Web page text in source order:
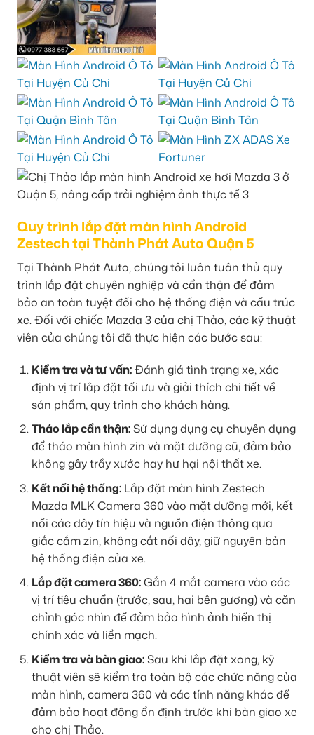
Quy trình lắp đặt màn hình Android
Zestech tại Thành Phát Auto Quận 5
Tại Thành Phát Auto, chúng tôi luôn tuân thủ quy
trình lắp đặt chuyên nghiệp và cẩn thận để đảm
bảo an toàn tuyệt đối cho hệ thống điện và cấu trúc
xe. Đối với chiếc Mazda 3 của chị Thảo, các kỹ thuật
viên của chúng tôi đã thực hiện các bước sau:
Kiểm tra và tư vấn:Đánh giá tình trạng xe, xác
định vị trí lắp đặt tối ưu và giải thích chi tiết về
sản phẩm, quy trình cho khách hàng.
Tháo lắp cẩn thận:Sử dụng dụng cụ chuyên dụng
để tháo màn hình zin và mặt dưỡng cũ, đảm bảo
không gây trầy xước hay hư hại nội thất xe.
Kết nối hệ thống:Lắp đặt màn hình Zestech
Mazda MLK Camera 360 vào mặt dưỡng mới, kết
nối các dây tín hiệu và nguồn điện thông qua
giắc cắm zin, không cắt nối dây, giữ nguyên bản
hệ thống điện của xe.
Lắp đặt camera 360:Gắn 4 mắt camera vào các
vị trí tiêu chuẩn (trước, sau, hai bên gương) và căn
chỉnh góc nhìn để đảm bảo hình ảnh hiển thị
chính xác và liền mạch.
Kiểm tra và bàn giao:Sau khi lắp đặt xong, kỹ
thuật viên sẽ kiểm tra toàn bộ các chức năng của
màn hình, camera 360 và các tính năng khác để
đảm bảo hoạt động ổn định trước khi bàn giao xe
cho chị Thảo.